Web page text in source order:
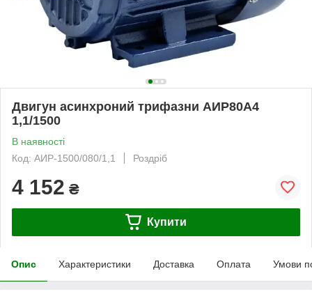
Двигун асинхроний трифазни АИР80А4
1,1/1500
В наявності
Код: АИР-1500/080/1,1
Роздріб
4 152 ₴
Купити
Опис Характеристики Доставка Оплата Умови